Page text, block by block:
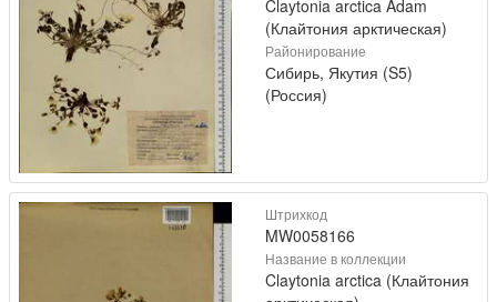
Claytonia arctica Adam
(Клайтония арктическая)
Районирование
Сибирь, Якутия (S5)
(Россия)
Штрихкод
MW0058166
Название в коллекции
Claytonia arctica (Клайтония